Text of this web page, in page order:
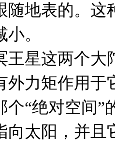
随地表的。这
。
王星这两个大
外力矩作用于
“绝对空间”
向太阳，并且